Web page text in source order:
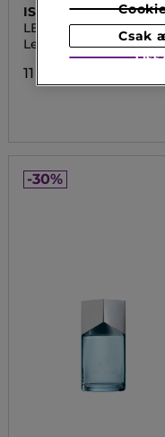
ISSEY MIYAKE
LE SEL D ISSEY
Le Sel d Issey
11 500,00 Ft
-30%